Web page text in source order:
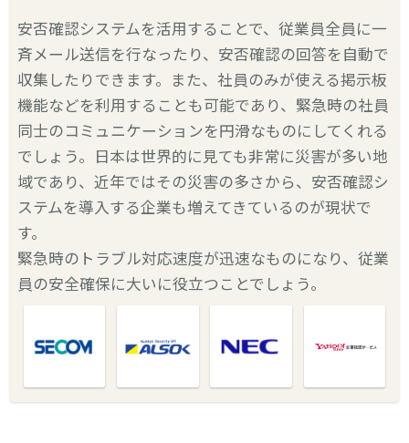
安否確認システムを活用することで、従業員全員に一
斉メール送信を行なったり、安否確認の回答を自動で
収集したりできます。また、社員のみが使える掲示板
機能などを利用することも可能であり、緊急時の社員
同士のコミュニケーションを円滑なものにしてくれる
でしょう。日本は世界的に見ても非常に災害が多い地
域であり、近年ではその災害の多さから、安否確認シ
ステムを導入する企業も増えてきているのが現状で
す。
緊急時のトラブル対応速度が迅速なものになり、従業
員の安全確保に大いに役立つことでしょう。